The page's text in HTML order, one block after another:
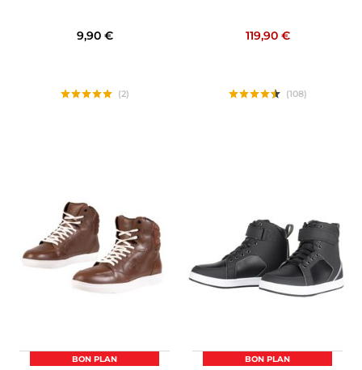
9,90 €
(2)
119,90 €
(108)
BON PLAN BON PLAN